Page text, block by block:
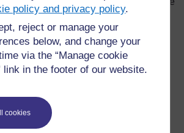
policy and privacy policy.
reject or manage your
below, and change your
via the “Manage cookie
link in the footer of our website.
cookies
en papier, le verre teinté ou
nuages, etc.)
par les objets opaques – c’est ce
(les miroirs, le métal poli, etc.)